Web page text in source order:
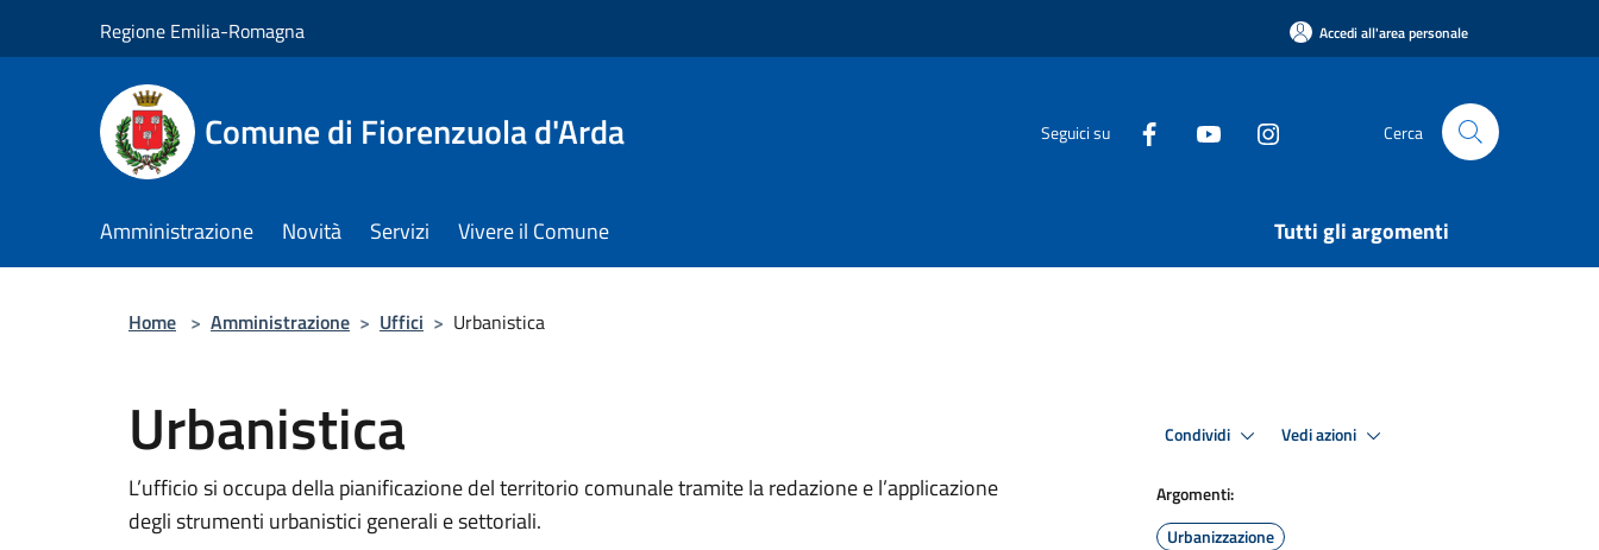
Regione Emilia-Romagna Accedi all'area personale
Comune di Fiorenzuola d'Arda Seguici su Cerca
Amministrazione Novità Servizi Vivere il Comune Tutti gli argomenti
Home > Amministrazione > Uffici > Urbanistica
Urbanistica
L’ufficio si occupa della pianificazione del territorio comunale tramite la redazione e l’applicazione
degli strumenti urbanistici generali e settoriali.
Condividi Vedi azioni
Argomenti:
Urbanizzazione